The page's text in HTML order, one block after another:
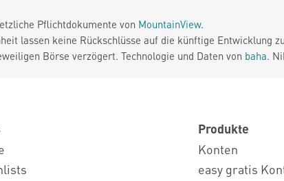
Pflichtdokumente von MountainView.
lassen keine Rückschlüsse auf die künftige Entwicklung
Börse verzögert. Technologie und Daten von baha.
Produkte
Konten
easy gratis